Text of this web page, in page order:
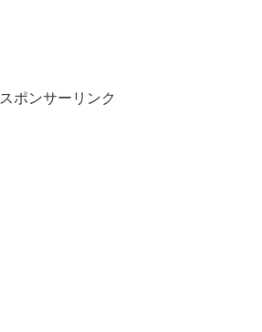
スポンサーリンク